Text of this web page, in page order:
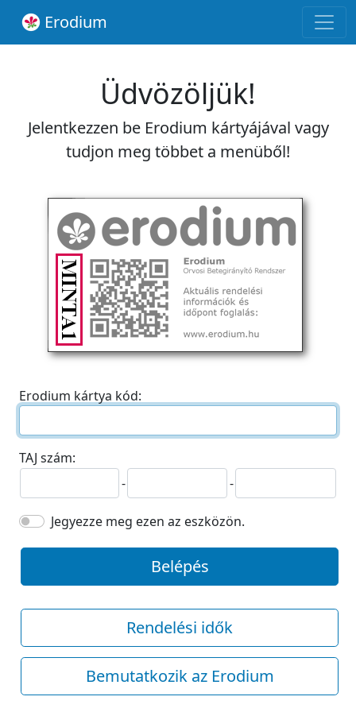
Erodium
Üdvözöljük!
Jelentkezzen be Erodium kártyájával vagy
tudjon meg többet a menüből!
Erodium kártya kód:
TAJ szám:
-
-
Jegyezze meg ezen az eszközön.
Belépés
Rendelési idők
Bemutatkozik az Erodium